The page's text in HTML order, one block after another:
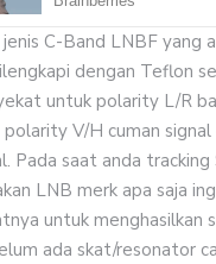
C-Band LNBF yang
dengan Teflon
untuk polarity L/R
polarity V/H cuman
Pada saat anda
LNB merk apa saja
untuk menghasilkan
ada skat/resonator